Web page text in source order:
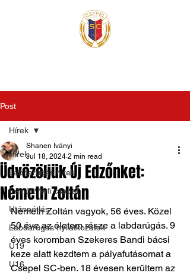
Post
Hírek
Labdarúgás hírek
Felnőtt férfi csapat
Utánpótlás
Labdarúgás nyilatkozatok
U19
U16
Hírek
Üdvözöljük Új Edzőnket:
Németh Zoltán
Shanen Iványi
Jul 18, 2024 2 min read
Németh Zoltán vagyok, 56 éves. Közel
50 éve az életem része a labdarúgás. 9
éves koromban Szekeres Bandi bácsi
keze alatt kezdtem a pályafutásomat a
Csepel SC-ben. 18 évesen kerültem az